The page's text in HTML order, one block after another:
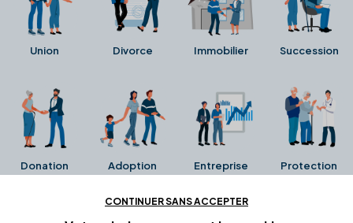
Union Divorce Immobilier Succession
Donation Adoption Entreprise Protection
CONTINUER SANS ACCEPTER